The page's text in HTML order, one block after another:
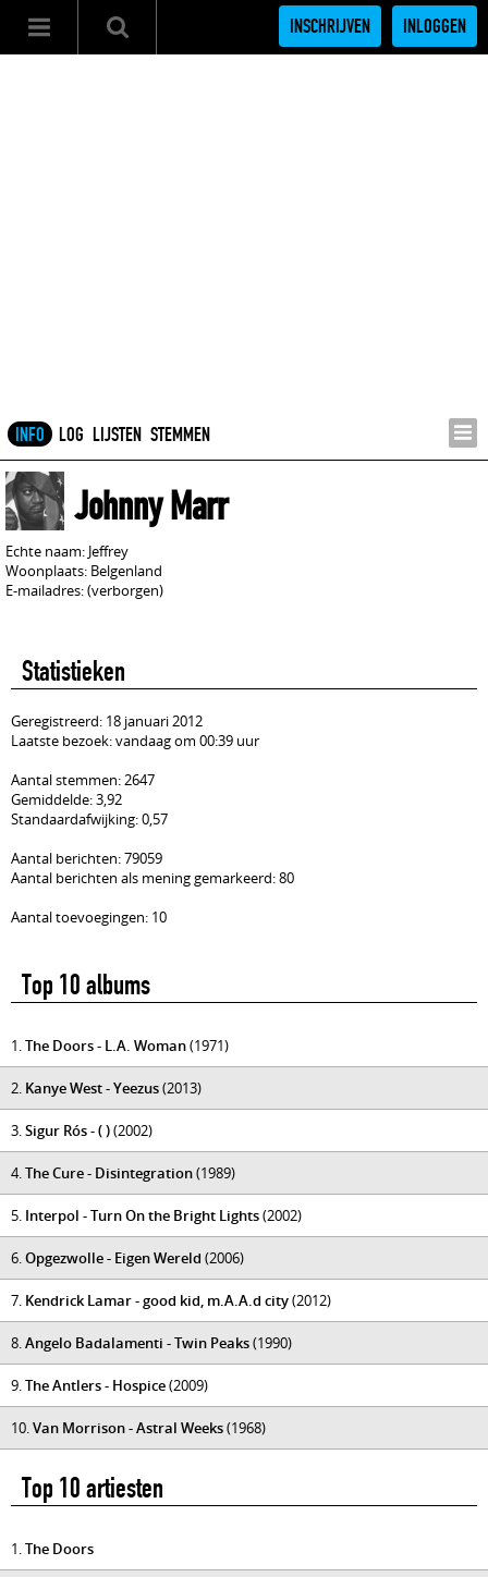
INSCHRIJVEN INLOGGEN
INFO LOG LIJSTEN STEMMEN
Johnny Marr
Echte naam: Jeffrey
Woonplaats: Belgenland
E-mailadres: (verborgen)
Statistieken
Geregistreerd: 18 januari 2012
Laatste bezoek: vandaag om 00:39 uur
Aantal stemmen: 2647
Gemiddelde: 3,92
Standaardafwijking: 0,57
Aantal berichten: 79059
Aantal berichten als mening gemarkeerd: 80
Aantal toevoegingen: 10
Top 10 albums
1.The Doors - L.A. Woman(1971)
2. Kanye West - Yeezus(2013)
3.Sigur Rós - ( )(2002)
4.The Cure - Disintegration(1989)
5. Interpol - Turn On the Bright Lights(2002)
6.Opgezwolle - Eigen Wereld (2006)
7. Kendrick Lamar - good kid, m.A.A.d city(2012)
8.Angelo Badalamenti - Twin Peaks(1990)
9.The Antlers - Hospice(2009)
10.Van Morrison - Astral Weeks(1968)
Top 10 artiesten
1.The Doors